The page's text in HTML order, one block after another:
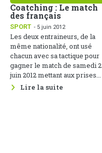
Coatching : Le match
des français
SPORT - 5 juin 2012
Les deux entraineurs, de la
même nationalité, ont usé
chacun avec sa tactique pour
gagner le match de samedi 2
juin 2012 mettant aux prises...
Lire la suite